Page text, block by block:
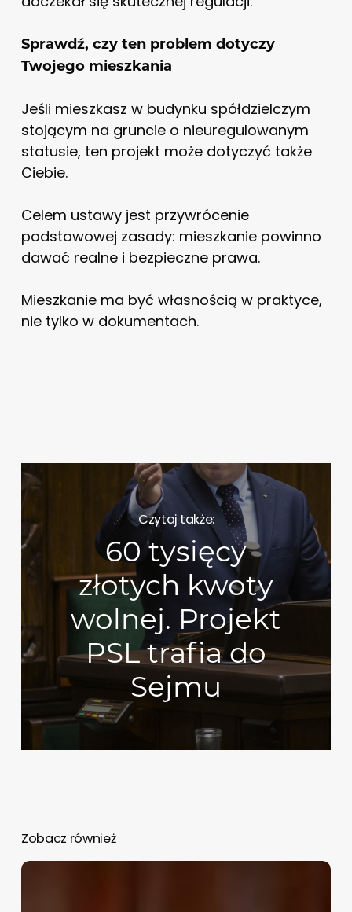
Sprawdź, czy ten problem dotyczy
Twojego mieszkania
Jeśli mieszkasz w budynku spółdzielczym
stojącym na gruncie o nieuregulowanym
statusie, ten projekt może dotyczyć także
Ciebie.
Celem ustawy jest przywrócenie
podstawowej zasady: mieszkanie powinno
dawać realne i bezpieczne prawa.
Mieszkanie ma być własnością w praktyce,
nie tylko w dokumentach.
Czytaj także:
60 tysięcy
złotych kwoty
wolnej. Projekt
PSL trafia do
Sejmu
Zobacz również